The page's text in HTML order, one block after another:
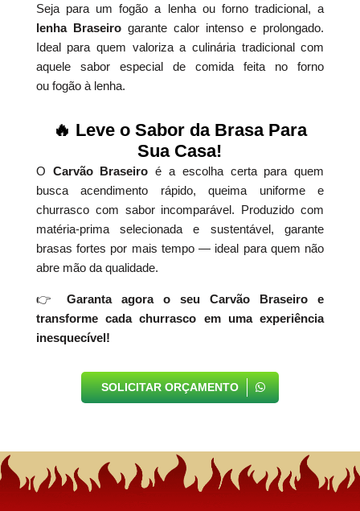
Seja para um fogão a lenha ou forno tradicional, a
lenha Braseirogarante calor intenso e prolongado.
Ideal para quem valoriza a culinária tradicional com
aquele sabor especial de comida feita no forno
ou fogão à lenha.
🔥 Leve o Sabor da Brasa Para
Sua Casa!
O Carvão Braseiro é a escolha certa para quem
busca acendimento rápido, queima uniforme e
churrasco com sabor incomparável. Produzido com
matéria-prima selecionada e sustentável, garante
brasas fortes por mais tempo — ideal para quem não
abre mão da qualidade.
👉
Garanta agora o seu Carvão Braseiro e
transforme cada churrasco em uma experiência
inesquecível!
SOLICITAR ORÇAMENTO